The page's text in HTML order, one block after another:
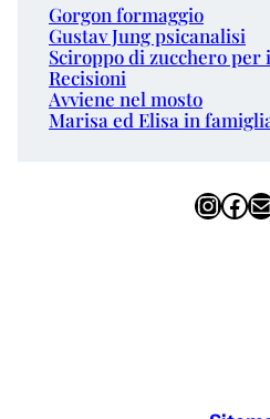
Gorgon formaggio
Gustav Jung psicanalisi
Sciroppo di zucchero
Recisioni
Avviene nel mosto
Marisa ed Elisa in
InstagramFacebook Email